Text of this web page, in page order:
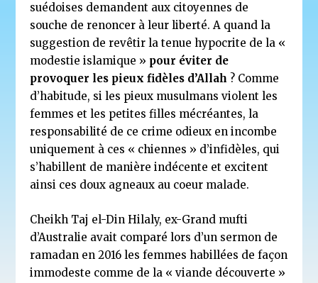
suédoises demandent aux citoyennes de
souche de renoncer à leur liberté. A quand la
suggestion de revêtir la tenue hypocrite de la «
modestie islamique » pour éviter de
provoquer les pieux fidèles d’Allah ? Comme
d’habitude, si les pieux musulmans violent les
femmes et les petites filles mécréantes, la
responsabilité de ce crime odieux en incombe
uniquement à ces « chiennes » d’infidèles, qui
s’habillent de manière indécente et excitent
ainsi ces doux agneaux au coeur malade.
Cheikh Taj el-Din Hilaly, ex-Grand mufti
d’Australie avait comparé lors d’un sermon de
ramadan en 2016 les femmes habillées de façon
immodeste comme de la « viande découverte »